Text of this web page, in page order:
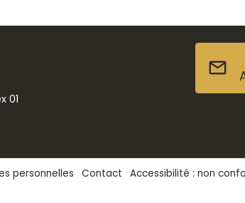
01
personnelles Contact Accessibilité : non